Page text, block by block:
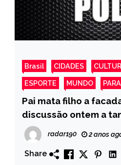
Brasil CIDADES
ESPORTE MUNDO
Pai mata filho a
discussão ontem a
radar190 2 anos
Share